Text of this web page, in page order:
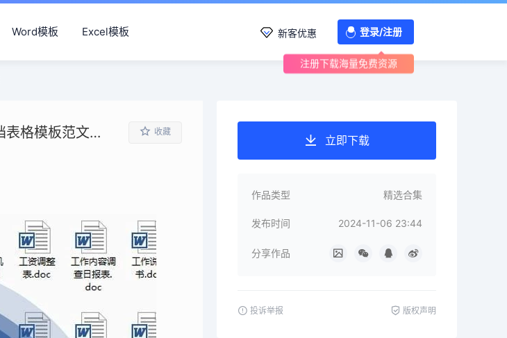
Word模板 Excel模板 新客优惠 登录/注册
注册下载海量免费资源
公司办公室日常用人事后勤考核制度行政管理word文档表格模板范文，精选273套 收藏
立即下载
作品类型 精选合集
发布时间 2024-11-06 23:44
分享作品
投诉举报 版权声明